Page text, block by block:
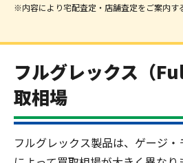
※内容により宅配査定・店舗査定をご案内す
フルグレックス（
取相場
フルグレックス製品は、ゲージ